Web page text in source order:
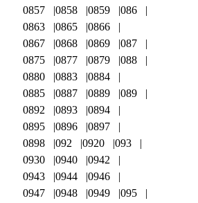
0857
0858 0859
086
0863
0865
0866
0867
0868 0869
087
0875
0877 0879
088
0880
0883
0884
0885
0887 0889
089
0892
0893
0894
0895
0896
0897
0898
092 0920
093
0930
0940
0942
0943
0944
0946
0947
0948 0949
095